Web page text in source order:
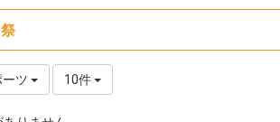
ツ 10件